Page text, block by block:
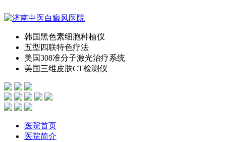
韩国黑色素细胞种植仪
五型四联特色疗法
美国308准分子激光治疗系统
美国三维皮肤CT检测仪
医院首页
医院简介